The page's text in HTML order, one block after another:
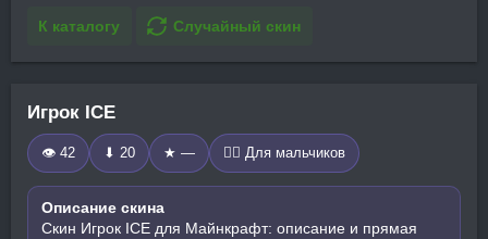
К каталогу Случайный скин
Игрок ICE
👁 42 ⬇ 20 ★ — 🧍‍♂️ Для мальчиков
Описание скина
Скин Игрок ICE для Майнкрафт: описание и прямая